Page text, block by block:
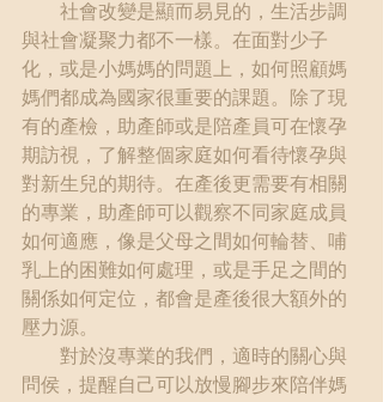
社會改變是顯而易見的，生活步調
與社會凝聚力都不一樣。在面對少子
化，或是小媽媽的問題上，如何照顧媽
媽們都成為國家很重要的課題。除了現
有的產檢，助產師或是陪產員可在懷孕
期訪視，了解整個家庭如何看待懷孕與
對新生兒的期待。在產後更需要有相關
的專業，助產師可以觀察不同家庭成員
如何適應，像是父母之間如何輪替、哺
乳上的困難如何處理，或是手足之間的
關係如何定位，都會是產後很大額外的
壓力源。
對於沒專業的我們，適時的關心與
問侯，提醒自己可以放慢腳步來陪伴媽